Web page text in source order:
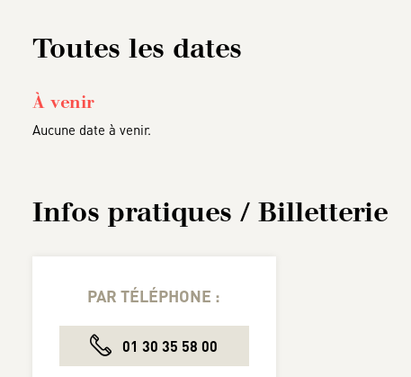
Toutes les dates
À venir
Aucune date à venir.
Infos pratiques / Billetterie
PAR TÉLÉPHONE :
01 30 35 58 00